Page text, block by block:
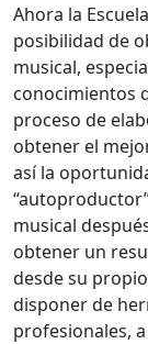
Ahora la
posibilidad de
musical,
conocimientos
proceso de
obtener el
así la
musical
obtener un
desde su
disponer de
profesionales,